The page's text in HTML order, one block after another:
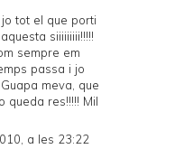
jo tot el que porti
siiiiiiiii!!!!!
sempre em
passa i jo
meva, que
queda res!!!!! Mil
a les 23:22